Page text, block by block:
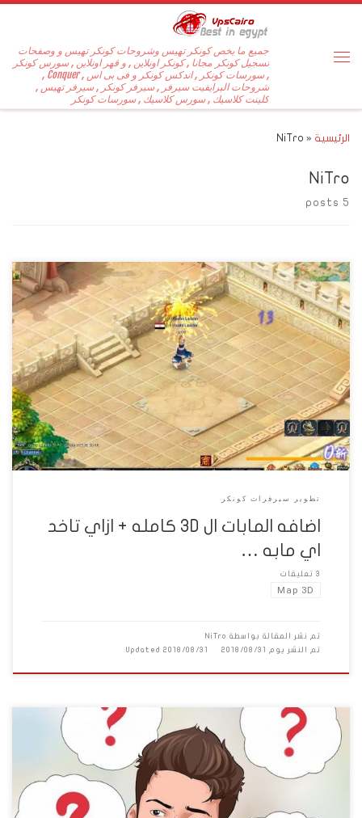
جميع ما يخص كونكر تهيس وشروحات كونكر تهيس و وصفحات
تسجيل كونكر مجانا , كونكر اونلاين , و قهر اونلاين , سورس كونكر
, سورسات كونكر , اندكس كونكر و فى بى اس , Conquer ,
شروحات البرايفيت سيرفر , سيرفر كونكر , سيرفر تهيس ,
كلينت كلاسيك , سورس كلاسيك , سورسات كونكر
الرئيسية «
NiTro
NiTro
5 posts
2018-08-27 الطريقه دي طويله شويه بس هتقدر بعدها تضيف اي مابه
من اي باتش انت عايزو مش هجبلك باتش واقلك ضيفو ويمشيك شغلك الي
انت عاملو انا هوريك تضيف المابات دي من غير متضر شغلك
يعني
هنعدل علي ملفات الباتش والسورس ونضيف الخريطة صور للمابات:
اولا:
هنحمل 3 […]
تطوير سيرفرات كونكر
اضافه المابات ال 3D كامله + ازاي تاخد
اي مابه …
3 تعليقات
Map 3D
تم نشر المقالة بواسطة NiTro
تم النشر يوم 2018/08/31
Updated2018/08/31
عندي مشكله في الاليت بكي في سورس هيما وهي اني لما بادخل
الاليت بكي مش بادخل مواجهات او استلم جوايز اوي اي حاجه بادخل اقف